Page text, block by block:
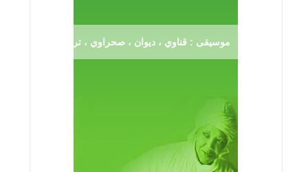
موسيقى : قناوي ، ديوان ، صحراوي ، ترڨية